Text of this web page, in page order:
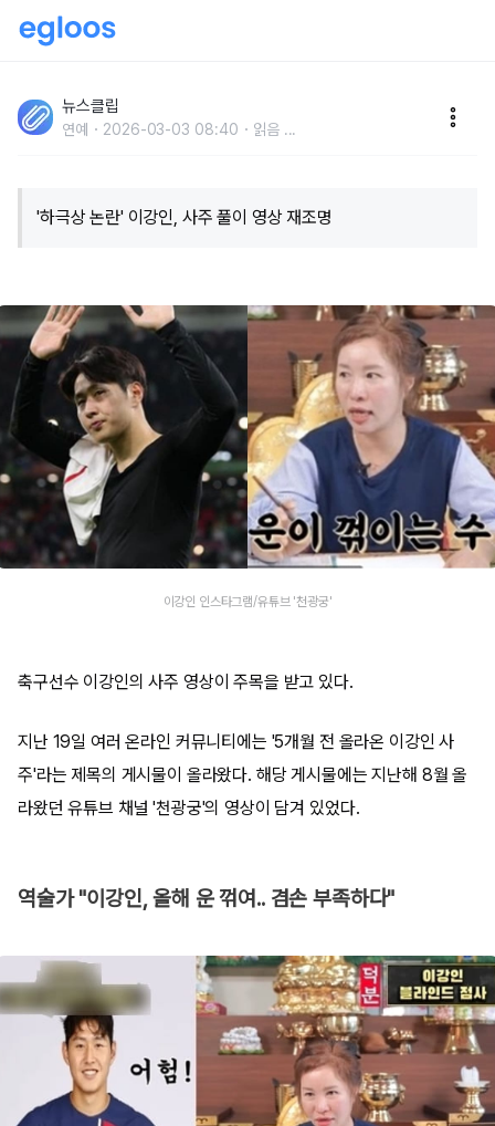
있는 '5개월 전' 이강인 사주 영상
뉴스클립
연예 2026-03-03 08:40 읽음 ...
'하극상 논란' 이강인, 사주 풀이 영상 재조명
이강인 인스타그램/유튜브 '천광궁'
축구선수 이강인의 사주 영상이 주목을 받고 있다.
지난 19일 여러 온라인 커뮤니티에는 '5개월 전 올라온 이강인 사
주'라는 제목의 게시물이 올라왔다. 해당 게시물에는 지난해 8월 올
라왔던 유튜브 채널 '천광궁'의 영상이 담겨 있었다.
역술가 "이강인, 올해 운 꺾여.. 겸손 부족하다"